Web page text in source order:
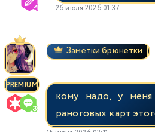
26 июля 2026 01:37
PREMIUM
Заметки брюнетки
кому надо, у
раноговых карт